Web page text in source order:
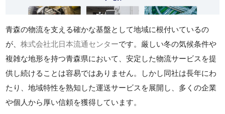
青森の物流を支える確かな基盤として地域に根付いているの
が、株式会社北日本流通センターです。厳しい冬の気候条件や
複雑な地形を持つ青森県において、安定した物流サービスを提
供し続けることは容易ではありません。しかし同社は長年にわ
たり、地域特性を熟知した運送サービスを展開し、多くの企業
や個人から厚い信頼を獲得しています。